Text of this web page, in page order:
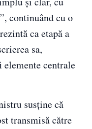
continuând cu o
ca etapă a
sa,
centrale
susține că
transmisă către